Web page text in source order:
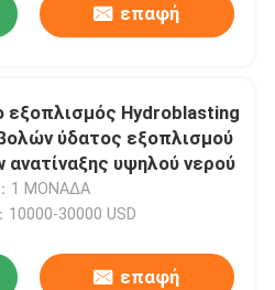
επαφή
εξοπλισμός Hydroblasting
ύδατος εξοπλισμού
ανατίναξης υψηλού νερού
1 ΜΟΝΑΔΑ
10000-30000 USD
επαφή